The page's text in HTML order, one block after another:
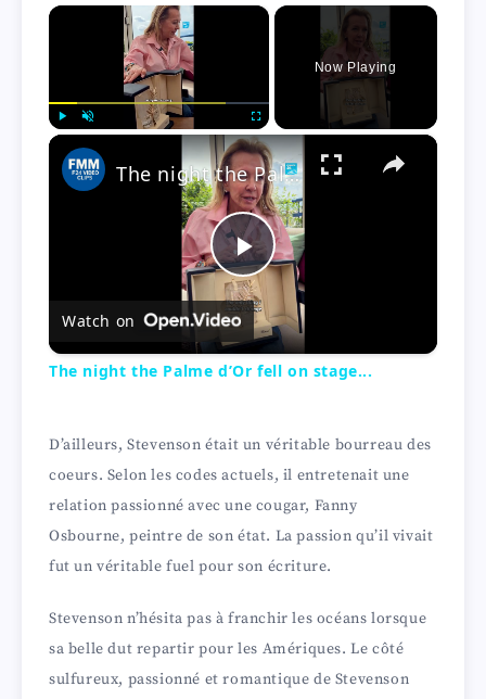
×
Fullscreen
Now Playing
×
P
l
y
V
d
The night the Palme d’Or fell on stage...
Watch on
The night the Palme d’Or fell on stage...
D’ailleurs, Stevenson était un véritable bourreau des
coeurs. Selon les codes actuels, il entretenait une
relation passionné avec une cougar, Fanny
Osbourne, peintre de son état. La passion qu’il vivait
fut un véritable fuel pour son écriture.
Stevenson n’hésita pas à franchir les océans lorsque
sa belle dut repartir pour les Amériques. Le côté
sulfureux, passionné et romantique de Stevenson